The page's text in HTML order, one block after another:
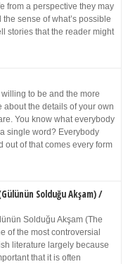
from a perspective they may
sense of what’s possible
stories that the reader might
to be and the more
the details of your own
You know what everybody
single word? Everybody
out of that comes every form
Solduğu Akşam) /
Solduğu Akşam (The
of the most controversial
literature largely because
that it is often